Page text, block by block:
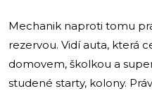
Mechanik naproti tomu
rezervou. Vidí auta, která
domovem, školkou a
studené starty, kolony.